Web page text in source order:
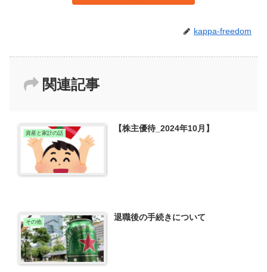
kappa-freedom
関連記事
資産と家計の話 【株主優待_2024年10月】
その他 退職後の手続きについて